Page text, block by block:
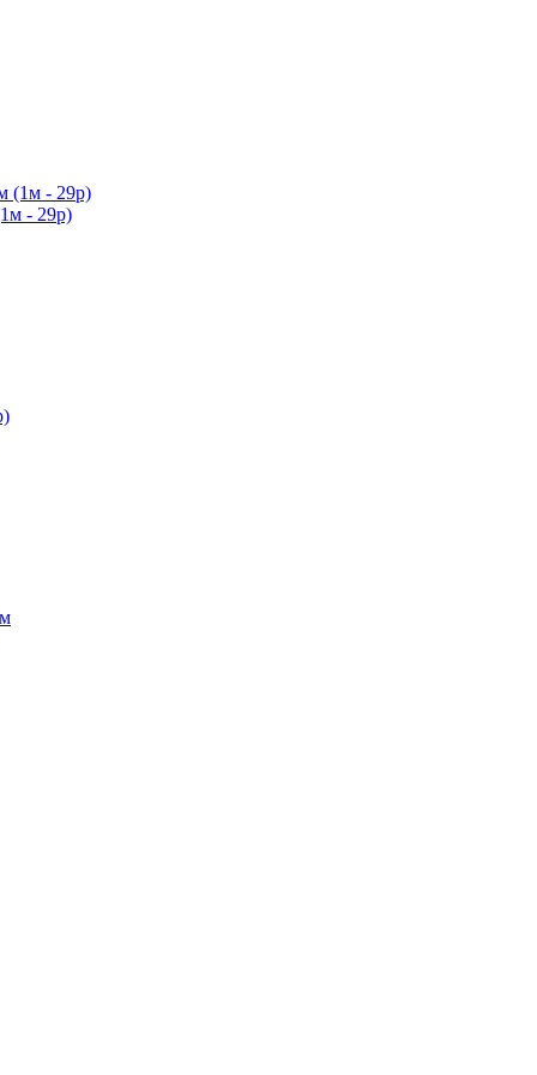
- 29р)